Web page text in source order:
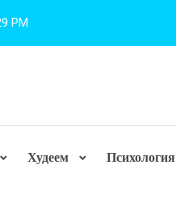
PM
Худеем Психология